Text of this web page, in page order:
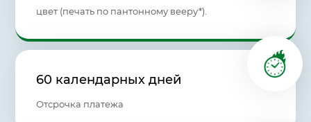
цвет (печать по пантонному вееру*).
60 календарных дней
Отсрочка платежа